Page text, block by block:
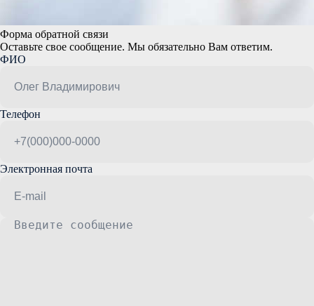
Форма обратной связи
Оставьте свое сообщение. Мы обязательно Вам ответим.
ФИО
Телефон
Электронная почта